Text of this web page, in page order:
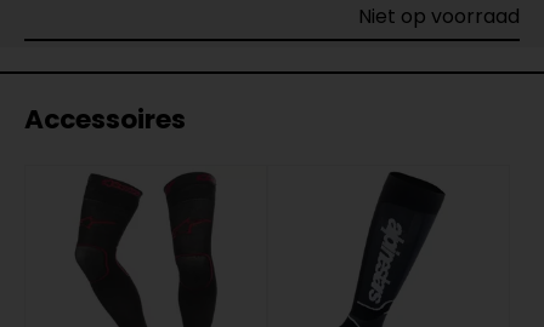
Niet op voorraad
Accessoires